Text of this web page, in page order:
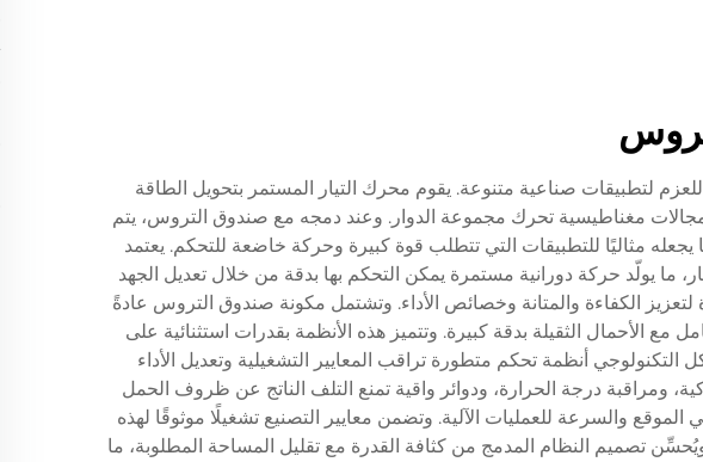
لتطبيقات صناعية متنوعة. يقوم محرك التيار المستمر بتحويل الطاقة
مجالات مغناطيسية تحرك مجموعة الدوار. وعند دمجه مع صندوق التروس، يتم
مثاليًا للتطبيقات التي تتطلب قوة كبيرة وحركة خاضعة للتحكم. يعتمد
ما يولّد حركة دورانية مستمرة يمكن التحكم بها بدقة من خلال تعديل الجهد
الكفاءة والمتانة وخصائص الأداء. وتشتمل مكونة صندوق التروس عادةً
الأحمال الثقيلة بدقة كبيرة. وتتميز هذه الأنظمة بقدرات استثنائية على
أنظمة تحكم متطورة تراقب المعايير التشغيلية وتعديل الأداء
ومراقبة درجة الحرارة، ودوائر واقية تمنع التلف الناتج عن ظروف الحمل
والسرعة للعمليات الآلية. وتضمن معايير التصنيع تشغيلًا موثوقًا لهذه
تصميم النظام المدمج من كثافة القدرة مع تقليل المساحة المطلوبة، ما